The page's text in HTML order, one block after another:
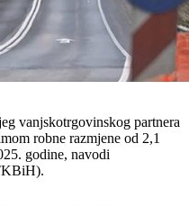
vanjskotrgovinskog partnera
robne razmjene od 2,1
godine, navodi